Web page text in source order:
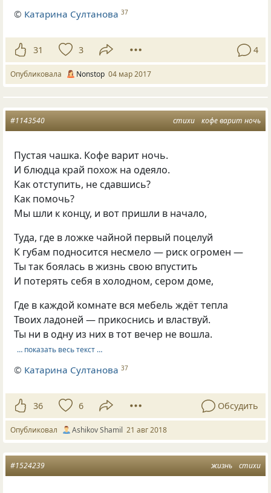
© Катарина Султанова 37
31 3 4
Опубликовала Nonstop 04 мар 2017
стихи кофе варит ночь
#1143540
Пустая чашка. Кофе варит ночь.
И блюдца край похож на одеяло.
Как отступить, не сдавшись?
Как помочь?
Мы шли к концу, и вот пришли в начало,
Туда, где в ложке чайной первый поцелуй
К губам подносится несмело — риск огромен —
Ты так боялась в жизнь свою впустить
И потерять себя в холодном, сером доме,
Где в каждой комнате вся мебель ждёт тепла
Твоих ладоней — прикоснись и властвуй.
Ты ни в одну из них в тот вечер не вошла.
… показать весь текст …
© Катарина Султанова 37
36 6 Обсудить
Опубликовал Ashikov Shamil 21 авг 2018
жизнь стихи
#1524239